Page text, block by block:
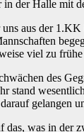
der Halle mit
aus der
viel zu
des
stand
gelangen
das, was in der